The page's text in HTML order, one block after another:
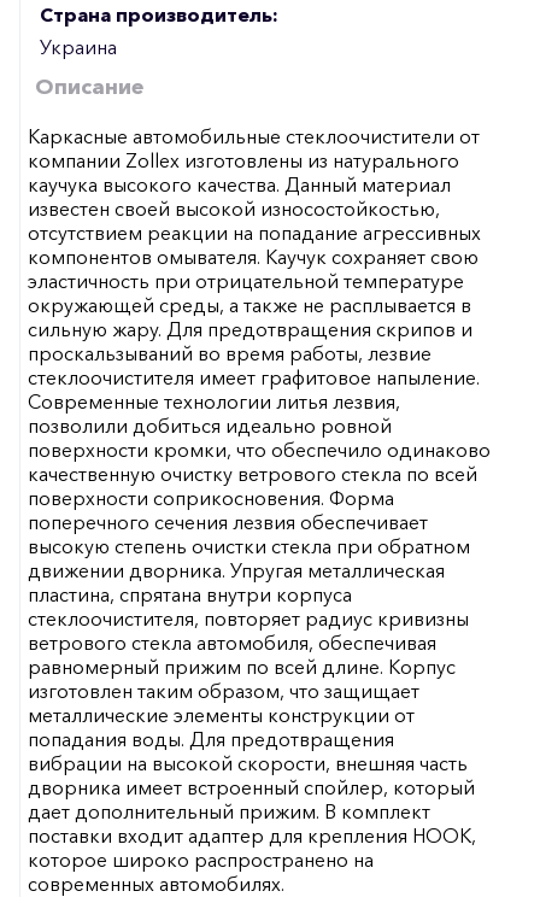
Страна производитель:
Украина
Описание
Каркасные автомобильные стеклоочистители от
компании Zollex изготовлены из натурального
каучука высокого качества. Данный материал
известен своей высокой износостойкостью,
отсутствием реакции на попадание агрессивных
компонентов омывателя. Каучук сохраняет свою
эластичность при отрицательной температуре
окружающей среды, а также не расплывается в
сильную жару. Для предотвращения скрипов и
проскальзываний во время работы, лезвие
стеклоочистителя имеет графитовое напыление.
Современные технологии литья лезвия,
позволили добиться идеально ровной
поверхности кромки, что обеспечило одинаково
качественную очистку ветрового стекла по всей
поверхности соприкосновения. Форма
поперечного сечения лезвия обеспечивает
высокую степень очистки стекла при обратном
движении дворника. Упругая металлическая
пластина, спрятана внутри корпуса
стеклоочистителя, повторяет радиус кривизны
ветрового стекла автомобиля, обеспечивая
равномерный прижим по всей длине. Корпус
изготовлен таким образом, что защищает
металлические элементы конструкции от
попадания воды. Для предотвращения
вибрации на высокой скорости, внешняя часть
дворника имеет встроенный спойлер, который
дает дополнительный прижим. В комплект
поставки входит адаптер для крепления HOOK,
которое широко распространено на
современных автомобилях.